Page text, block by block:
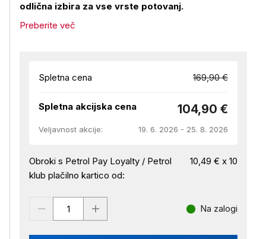
odlična izbira za vse vrste potovanj.
Preberite več
Spletna cena 169,90 €
Spletna akcijska cena 104,90 €
Veljavnost akcije: 19. 6. 2026 - 25. 8. 2026
Obroki s Petrol Pay Loyalty / Petrol
klub plačilno kartico od:
10,49 € x 10
Na zalogi